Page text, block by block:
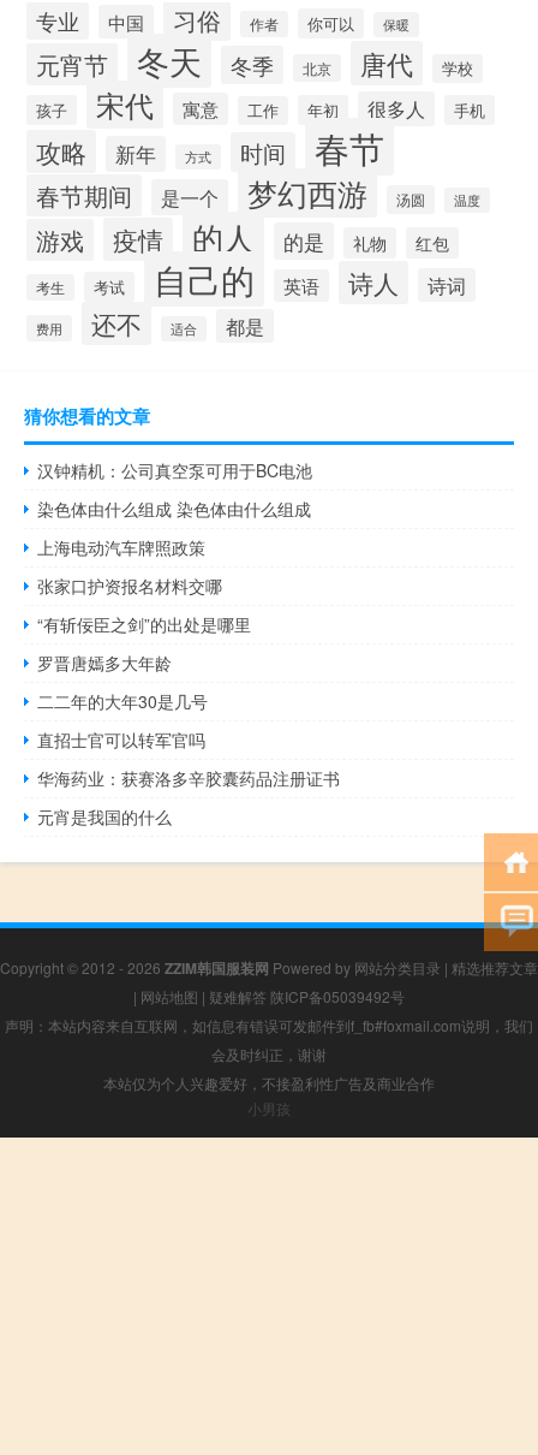
专业 中国 习俗 作者 你可以 保暖
元宵节 冬天 冬季 北京 唐代 学校
孩子 宋代 寓意 工作 年初 很多人 手机
攻略 新年 方式 时间 春节
春节期间 是一个 梦幻西游 汤圆 温度
游戏 疫情 的人 的是 礼物 红包
考生 考试 自己的 英语 诗人 诗词
费用 还不 适合 都是
猜你想看的文章
汉钟精机：公司真空泵可用于BC电池
染色体由什么组成 染色体由什么组成
上海电动汽车牌照政策
张家口护资报名材料交哪
“有斩佞臣之剑”的出处是哪里
罗晋唐嫣多大年龄
二二年的大年30是几号
直招士官可以转军官吗
华海药业：获赛洛多辛胶囊药品注册证书
元宵是我国的什么
Copyright © 2012 - 2026 ZZIM韩国服装网 Powered by 网站分类目录 | 精选推荐文章
| 网站地图 | 疑难解答 陕ICP备05039492号
声明：本站内容来自互联网，如信息有错误可发邮件到f_fb#foxmail.com说明，我们
会及时纠正，谢谢
本站仅为个人兴趣爱好，不接盈利性广告及商业合作
小男孩